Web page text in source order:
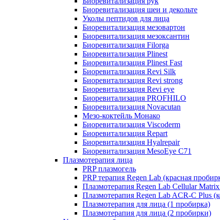
Биоревитализация шеи и декольте
Уколы пептидов для лица
Биоревитализация мезовартон
Биоревитализация мезоксантин
Биоревитализация Filorga
Биоревитализация Plinest
Биоревитализация Plinest Fast
Биоревитализация Revi Silk
Биоревитализация Revi strong
Биоревитализация Revi eye
Биоревитализация PROFHILO
Биоревитализация Novacutan
Мезо-коктейль Монако
Биоревитализация Viscoderm
Биоревитализация Repart
Биоревитализация Hyalrepair
Биоревитализация MesoEye C71
Плазмотерапия лица
PRP плазмогель
PRP терапия Regen Lab (красная
Плазмотерапия Regen Lab Cellular
Плазмотерапия Regen Lab ACR-C Plus
Плазмотерапия для лица (1 пробирка)
Плазмотерапия для лица (2 пробирки)